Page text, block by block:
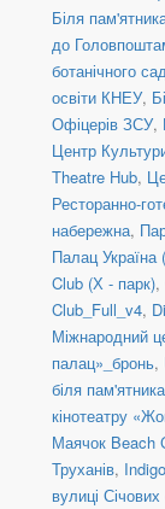
Біля
до
ботанічного
освіти КНЕУ,
Офіцерів ЗСУ,
Центр
Theatre Hub,
Ресторанно-
набережна,
Палац
Club (Х - парк),
Club_Full_v4,
Міжнародний
палац»_бронь,
біля
кінотеатру
Маячок Beach
Труханів,
вулиці Січових